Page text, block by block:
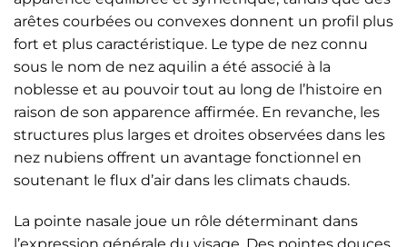
arêtes courbées ou convexes donnent un profil plus
fort et plus caractéristique. Le type de nez connu
sous le nom de nez aquilin a été associé à la
noblesse et au pouvoir tout au long de l’histoire en
raison de son apparence affirmée. En revanche, les
structures plus larges et droites observées dans les
nez nubiens offrent un avantage fonctionnel en
soutenant le flux d’air dans les climats chauds.
La pointe nasale joue un rôle déterminant dans